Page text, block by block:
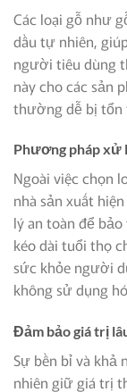
Các loại gỗ như
dầu tự nhiên,
người tiêu dùng
này cho các sản
thường dễ bị tổn
Phương pháp xử
Ngoài việc chọn
nhà sản xuất
lý an toàn để
kéo dài tuổi thọ
sức khỏe người
không sử dụng
Đảm bảo giá trị
Sự bền bỉ và khả
nhiên giữ giá trị